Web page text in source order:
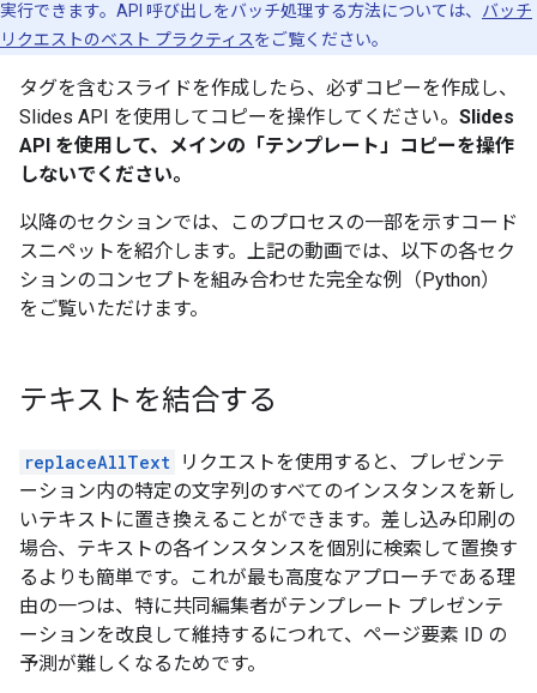
実行できます。API 呼び出しをバッチ処理する方法については、 バッチ
リクエストのベスト プラクティスをご覧ください。
タグを含むスライドを作成したら、必ずコピーを作成し、
Slides API を使用してコピーを操作してください。 Slides
API を使用して、メインの「テンプレート」コピーを操作
しないでください。
以降のセクションでは、このプロセスの一部を示すコード
スニペットを紹介します。上記の動画では、以下の各セク
ションのコンセプトを組み合わせた完全な例（Python）
をご覧いただけます。
テキストを結合する
replaceAllText リクエストを使用すると、プレゼンテ
ーション内の特定の文字列のすべてのインスタンスを新し
いテキストに置き換えることができます。差し込み印刷の
場合、テキストの各インスタンスを個別に検索して置換す
るよりも簡単です。これが最も高度なアプローチである理
由の一つは、特に共同編集者がテンプレート プレゼンテ
ーションを改良して維持するにつれて、ページ要素 ID の
予測が難しくなるためです。